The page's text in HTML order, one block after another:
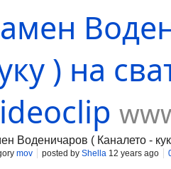
) на
Воденичаров ( Каналето -
mov posted by Shella 12 years ago